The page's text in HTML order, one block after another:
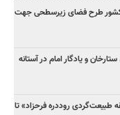
کشور طرح فضای زیرسطحی جهت
و یادگار امام در آستانه
روددره فرحزاد» تا